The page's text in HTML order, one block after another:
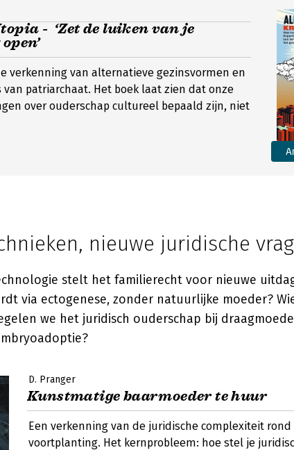
- ‘Zet de luiken van je
verkenning van alternatieve gezinsvormen en
van patriarchaat. Het boek laat zien dat onze
over ouderschap cultureel bepaald zijn, niet
nieuwe juridische
stelt het familierecht voor nieuwe
via ectogenese, zonder natuurlijke moeder?
we het juridisch ouderschap bij
D. Pranger
Kunstmatige baarmoeder te huur
Een verkenning van de juridische complexiteit
voortplanting. Het kernprobleem: hoe stel je